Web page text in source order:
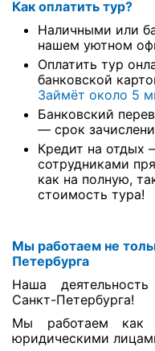
Как оплатить тур?
Наличными или
нашем уютном
Оплатить тур
банковской
Займёт около 5
Банковский
— срок
Кредит на
сотрудниками
как на полную,
стоимость тура!
Мы работаем не
Петербурга
Наша
Санкт-Петербурга!
Мы работаем
юридическими